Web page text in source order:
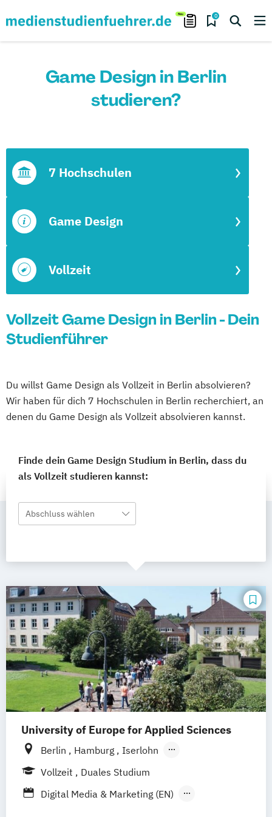
0
Game Design in Berlin
studieren?
Vollzeit
Game Design
7 Hochschulen
Vollzeit Game Design in Berlin - Dein
Studienführer
Du willst Game Design als Vollzeit in Berlin absolvieren?
Wir haben für dich 7 Hochschulen in Berlin recherchiert, an
denen du Game Design als Vollzeit absolvieren kannst.
Finde dein Game Design Studium in Berlin, dass du
als Vollzeit studieren kannst:
Abschluss wählen
University of Europe for Applied Sciences
Berlin Hamburg
Iserlohn
UE Innovation Hub
Vollzeit
Duales Studium
Digital Media & Marketing (EN)